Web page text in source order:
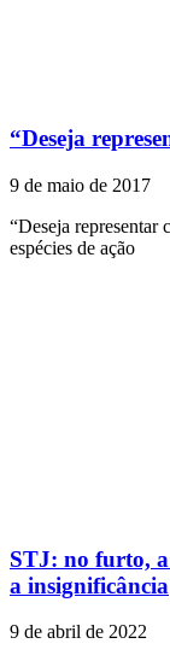
“Deseja
9 de maio de 2017
“Deseja representar
espécies de ação
STJ: no furto,
a insignificância
9 de abril de 2022